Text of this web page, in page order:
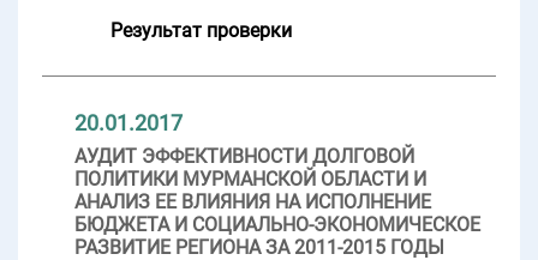
Результат проверки
20.01.2017
АУДИТ ЭФФЕКТИВНОСТИ ДОЛГОВОЙ
ПОЛИТИКИ МУРМАНСКОЙ ОБЛАСТИ И
АНАЛИЗ ЕЕ ВЛИЯНИЯ НА ИСПОЛНЕНИЕ
БЮДЖЕТА И СОЦИАЛЬНО-ЭКОНОМИЧЕСКОЕ
РАЗВИТИЕ РЕГИОНА ЗА 2011-2015 ГОДЫ